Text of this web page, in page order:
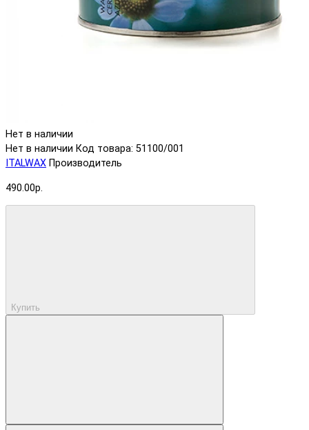
Нет в наличии
Нет в наличии Код товара: 51100/001
ITALWAX Производитель
490.00р.
Купить